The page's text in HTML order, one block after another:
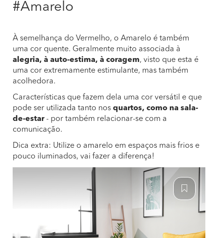
#Amarelo
À semelhança do Vermelho, o Amarelo é também
uma cor quente. Geralmente muito associada à
alegria, à auto-estima, à coragem, visto que esta é
uma cor extremamente estimulante, mas também
acolhedora.
Características que fazem dela uma cor versátil e que
pode ser utilizada tanto nos quartos, como na sala-
de-estar- por também relacionar-se com a
comunicação.
Dica extra: Utilize o amarelo em espaços mais frios e
pouco iluminados, vai fazer a diferença!